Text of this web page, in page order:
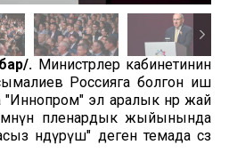
. Министрлер кабинетинин
Россияга болгон иш
эл аралык өнөр жай
пленардык жыйынында
өндүрүш" деген темада сөз